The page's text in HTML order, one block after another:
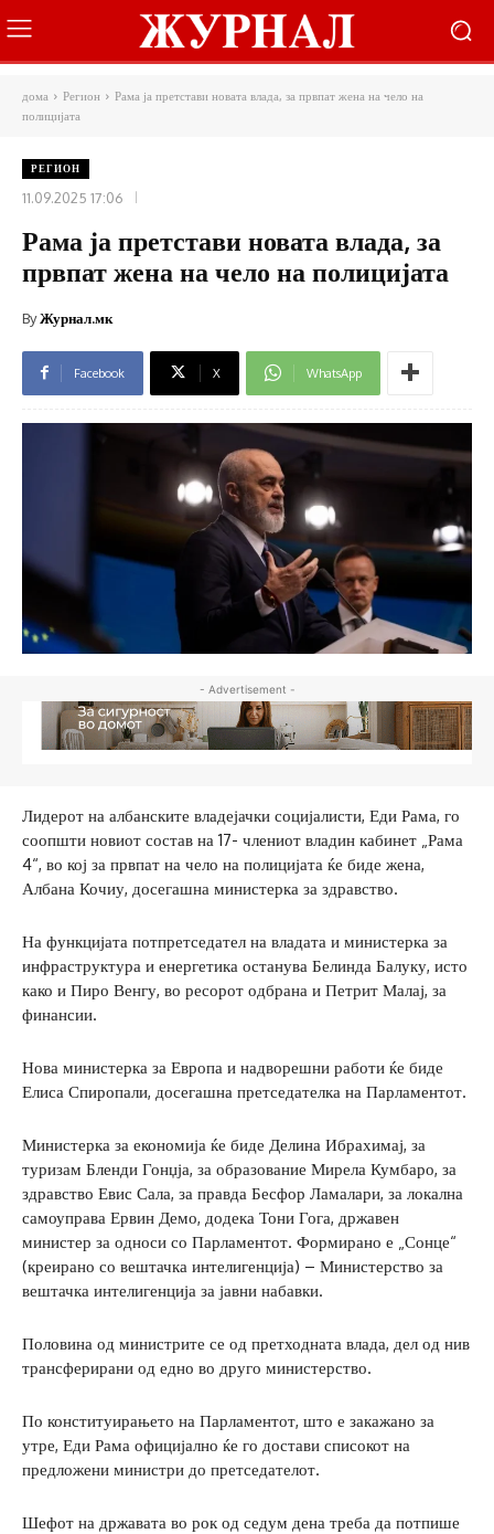
дома Регион
Рама ја претстави новата влада, за првпат жена на чело на
полицијата
РЕГИОН
11.09.2025 17:06
Рама ја претстави новата влада, за
првпат жена на чело на полицијата
ByЖурнал.мк
Facebook X WhatsApp
- Advertisement -
Лидерот на албанските владејачки социјалисти, Еди Рама, го
соопшти новиот состав на 17- члениот владин кабинет „Рама
4“, во кој за првпат на чело на полицијата ќе биде жена,
Албана Кочиу, досегашна министерка за здравство.
На функцијата потпретседател на владата и министерка за
инфраструктура и енергетика останува Белинда Балуку, исто
како и Пиро Венгу, во ресорот одбрана и Петрит Малај, за
финансии.
Нова министерка за Европа и надворешни работи ќе биде
Елиса Спиропали, досегашна претседателка на Парламентот.
Министерка за економија ќе биде Делина Ибрахимај, за
туризам Бленди Гонџја, за образование Мирела Кумбаро, за
здравство Евис Сала, за правда Бесфор Ламалари, за локална
самоуправа Ервин Демо, додека Тони Гога, државен
министер за односи со Парламентот. Формирано е „Сонце“
(креирано со вештачка интелигенција) – Министерство за
вештачка интелигенција за јавни набавки.
Половина од министрите се од претходната влада, дел од нив
трансферирани од едно во друго министерство.
По конституирањето на Парламентот, што е закажано за
утре, Еди Рама официјално ќе го достави списокот на
предложени министри до претседателот.
Шефот на државата во рок од седум дена треба да потпише